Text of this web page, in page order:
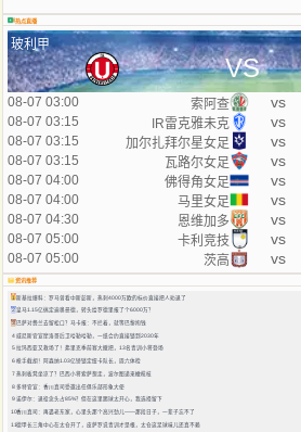
热点直播
玻利甲
VS
08-07 03:00 索阿查 vs
08-07 03:15
IR雷克雅未克 vs
08-07 03:15
加尔扎拜尔星女足 vs
08-07 03:15
瓦路尔女足 vs
08-07 04:00
佛得角女足 vs
08-07 04:00
马里女足 vs
08-07 04:30
恩维加多 vs
08-07 05:00
卡利竞技 vs
08-07 05:00
茨高 vs
资讯推荐
1 斯基拉爆料：罗马曾看中斯彭斯，热刺4000万欧的标价直接把人劝退了
2 皇马1.15亿搞定迪奥曼德，转头给罗德里报了个6000万？
3 巴萨对费兰去留松口？马卡报：不拦着，就等巴黎掏钱
4 威尼斯官宣摩洛哥后卫哈勒哈勒，一纸合约直接锁到2030年
5 拉玛西亚又救场了！弗里克季前赛大撒把，13名青训小将登场
6 枪手截胡！阿森纳1.03亿镑锁定纽卡队长，周六体检
7 热刺板凳坐凉了？巴西小将索萨想走，波尔图递来橄榄枝
8 多特官宣：香川真司受邀出任俱乐部形象大使
9 诺伊尔：退役念头占85%？但在这里踢球太开心，我选择留下
10香川真司：再遇老东家，心里头那个高兴劲儿——那段日子，一辈子忘不了
11德甲长三角中心在太仓开了，皮萨罗说青训才是根，太仓这足球味儿还真不赖